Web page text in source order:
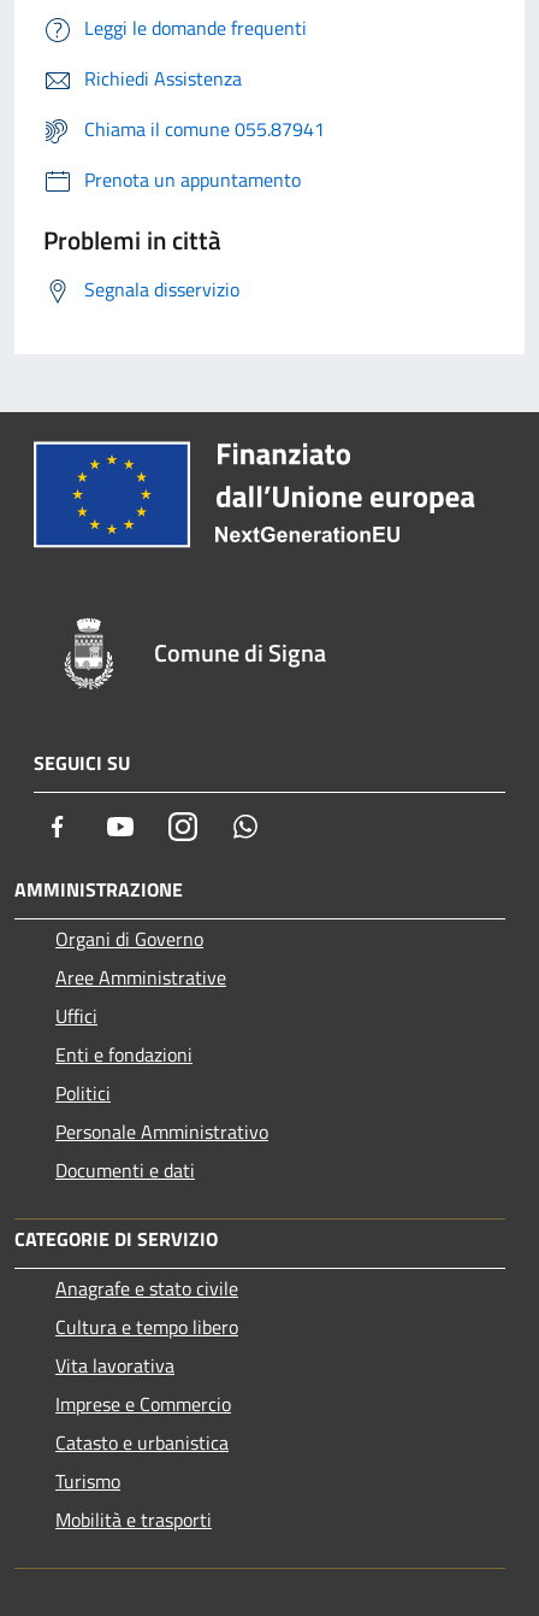
Leggi le domande frequenti
Richiedi Assistenza
Chiama il comune 055.87941
Prenota un appuntamento
Problemi in città
Segnala disservizio
Comune di Signa
SEGUICI SU
Facebook YoutubeInstagram
AMMINISTRAZIONE
Organi di Governo
Aree Amministrative
Uffici
Enti e fondazioni
Politici
Personale Amministrativo
Documenti e dati
CATEGORIE DI SERVIZIO
Anagrafe e stato civile
Cultura e tempo libero
Vita lavorativa
Imprese e Commercio
Catasto e urbanistica
Turismo
Mobilità e trasporti